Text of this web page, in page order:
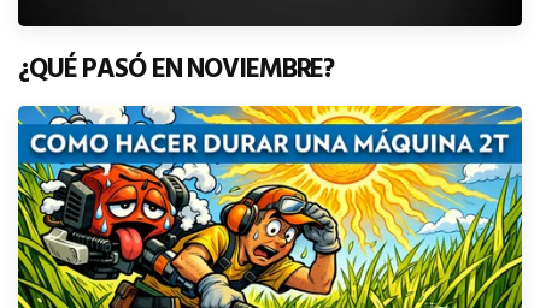
¿QUÉ PASÓ EN NOVIEMBRE?